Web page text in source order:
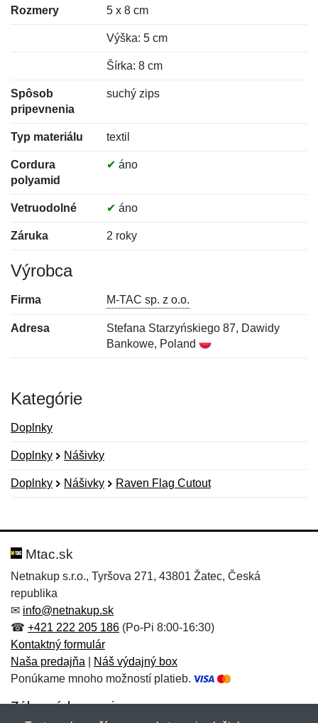
Rozmery 5 x 8 cm
Výška: 5 cm
Šírka: 8 cm
Spôsob
pripevnenia
suchý zips
Typ materiálu textil
Cordura
polyamid
✔ áno
Vetruodolné ✔ áno
Záruka 2 roky
Výrobca
Firma M-TAC sp. z o.o.
Adresa
Stefana Starzyńskiego 87, Dawidy
Bankowe, Poland
Kategórie
Doplnky
Doplnky Nášivky
Doplnky Nášivky Raven Flag Cutout
Hodnotenie:
Meno:*
E-mail:
Meno:
E-mail:*
Správa*
Mtac.sk
Netnakup s.r.o., Tyršova 271, 43801 Žatec, Česká
republika
✉ info@netnakup.sk
☎ +421 222 205 186 (Po-Pi 8:00-16:30)
Kontaktný formulár
Naša predajňa
Náš výdajný box
Ponúkame mnoho možností platieb.
Zákaznícky servis